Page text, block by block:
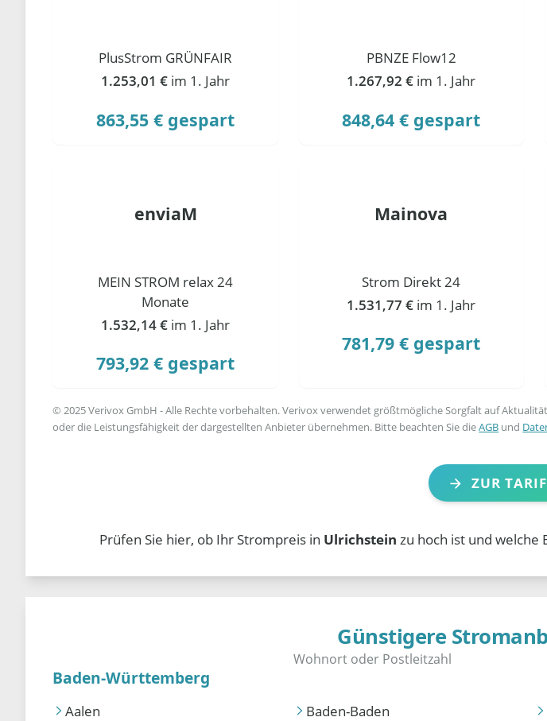
PlusStrom GRÜNFAIR
1.253,01 € im 1. Jahr
863,55 € gespart
PBNZE Flow12
1.267,92 € im 1. Jahr
848,64 € gespart
enviaM
MEIN STROM relax 24
Monate
1.532,14 € im 1. Jahr
793,92 € gespart
Mainova
Strom Direkt 24
1.531,77 € im 1. Jahr
781,79 € gespart
© 2025 Verivox GmbH - Alle Rechte vorbehalten. Verivox verwendet größtmögliche Sorgfalt auf
oder die Leistungsfähigkeit der dargestellten Anbieter übernehmen. Bitte beachten Sie dieAGB und
ZUR
Prüfen Sie hier, ob Ihr Strompreis in Ulrichstein zu hoch ist und welche
Günstigere
Baden-Württemberg
Aalen Baden-Baden